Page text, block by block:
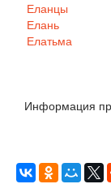
Еланцы
Елань
Елатьма
Информация